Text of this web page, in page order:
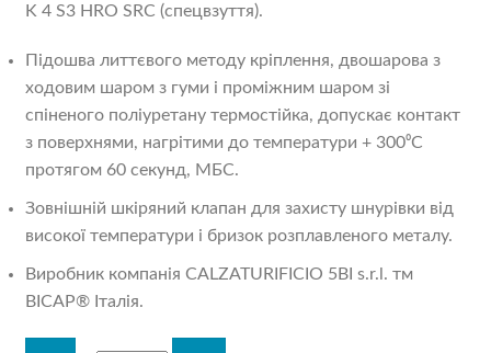
K 4 S3 HRO SRC (спецвзуття).
Підошва литтєвого методу кріплення, двошарова з
ходовим шаром з гуми і проміжним шаром зі
спіненого поліуретану термостійка, допускає контакт
з поверхнями, нагрітими до температури + 300⁰С
протягом 60 секунд, МБС.
Зовнішній шкіряний клапан для захисту шнурівки від
високої температури і бризок розплавленого металу.
Виробник компанія CALZATURIFICIO 5BI s.r.l. тм
BICAP® Італія.